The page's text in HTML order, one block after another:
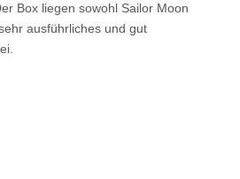
Box liegen sowohl Sailor Moon
ausführliches und gut